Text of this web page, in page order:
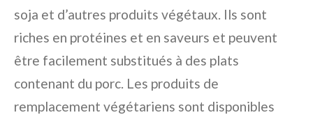
soja et d’autres produits végétaux. Ils sont
riches en protéines et en saveurs et peuvent
être facilement substitués à des plats
contenant du porc. Les produits de
remplacement végétariens sont disponibles